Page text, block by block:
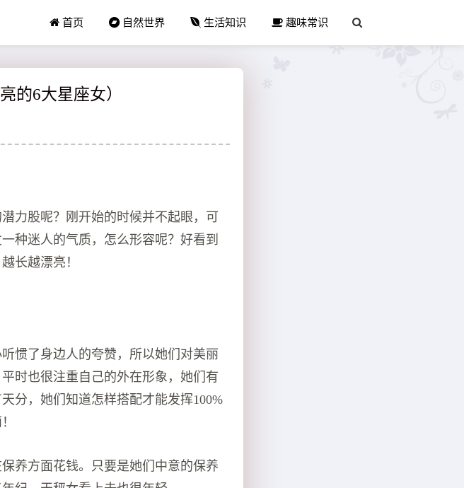
首页 自然世界 生活知识 趣味常识
的6大星座女）
力股呢？刚开始的时候并不起眼，可
种迷人的气质，怎么形容呢？好看到
长越漂亮！
惯了身边人的夸赞，所以她们对美丽
时也很注重自己的外在形象，她们有
分，她们知道怎样搭配才能发挥100%
养方面花钱。只要是她们中意的保养